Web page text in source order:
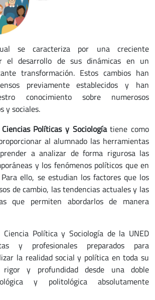
se caracteriza por una creciente
el desarrollo de sus dinámicas en un
transformación. Estos cambios han
previamente establecidos y han
conocimiento sobre numerosos
y sociales.
Políticas y Sociologíatiene como
al alumnado las herramientas
a analizar de forma rigurosa las
y los fenómenos políticos que en
ello, se estudian los factores que los
de cambio, las tendencias actuales y las
que permiten abordarlos de manera
Política y Sociología de la UNED
y profesionales preparados para
la realidad social y política en toda su
rigor y profundidad desde una doble
y politológica absolutamente